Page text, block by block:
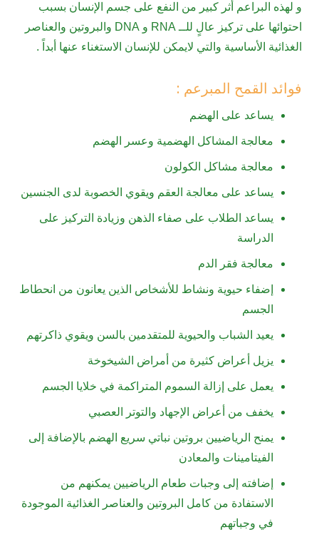
و لهذه البراعم أثر كبير من النفع على جسم الإنسان بسبب
احتوائها على تركيز عالٍ للــ RNA و DNA والبروتين والعناصر
الغذائية الأساسية والتي لايمكن للإنسان الاستغناء عنها أبداً .
فوائد القمح المبرعم :
يساعد على الهضم
معالجة المشاكل الهضمية وعسر الهضم
معالجة مشاكل الكولون
يساعد على معالجة العقم ويقوي الخصوبة لدى الجنسين
يساعد الطلاب على صفاء الذهن وزيادة التركيز على
الدراسة
معالجة فقر الدم
إضفاء حيوية ونشاط للأشخاص الذين يعانون من انحطاط
الجسم
يعيد الشباب والحيوية للمتقدمين بالسن ويقوي ذاكرتهم
يزيل أعراض كثيرة من أمراض الشيخوخة
يعمل على إزالة السموم المتراكمة في خلايا الجسم
يخفف من أعراض الإجهاد والتوتر العصبي
يمنح الرياضيين بروتين نباتي سريع الهضم بالإضافة إلى
الفيتامينات والمعادن
إضافته إلى وجبات طعام الرياضيين يمكنهم من
الاستفادة من كامل البروتين والعناصر الغذائية الموجودة
في وجباتهم